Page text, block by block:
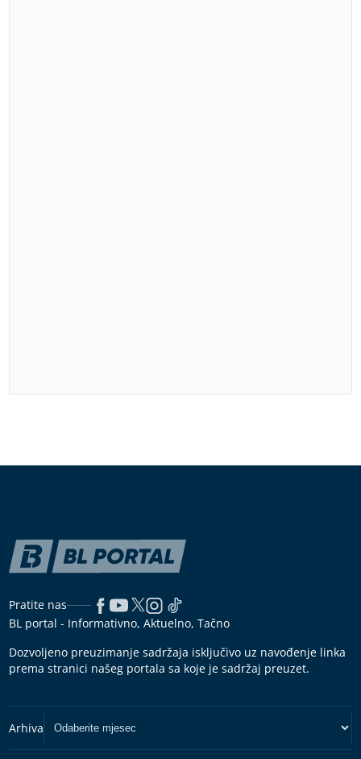
Pratite nas
BL portal - Informativno, Aktuelno, Tačno
Dozvoljeno preuzimanje sadržaja isključivo uz navođenje linka
prema stranici našeg portala sa koje je sadržaj preuzet.